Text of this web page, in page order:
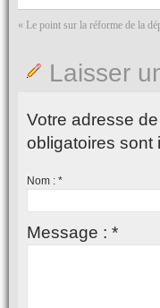
« Le point sur la réforme de la
Laisser
Votre adresse
obligatoires sont
Nom : *
Message : *